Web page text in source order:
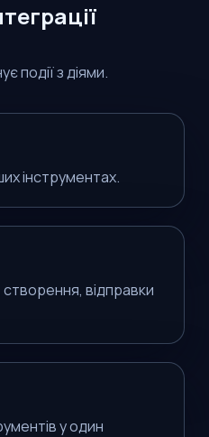
події з діями.
інструментах.
відправки
у один